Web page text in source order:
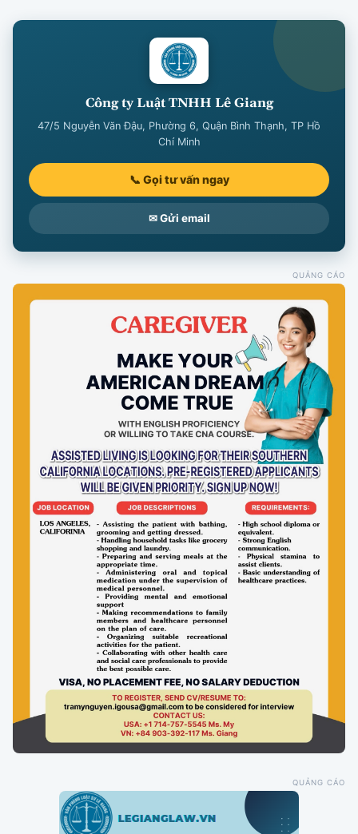
Công ty Luật TNHH Lê Giang
47/5 Nguyễn Văn Đậu, Phường 6, Quận Bình Thạnh, TP Hồ
Chí Minh
📞 Gọi tư vấn ngay
✉ Gửi email
QUẢNG CÁO
QUẢNG CÁO